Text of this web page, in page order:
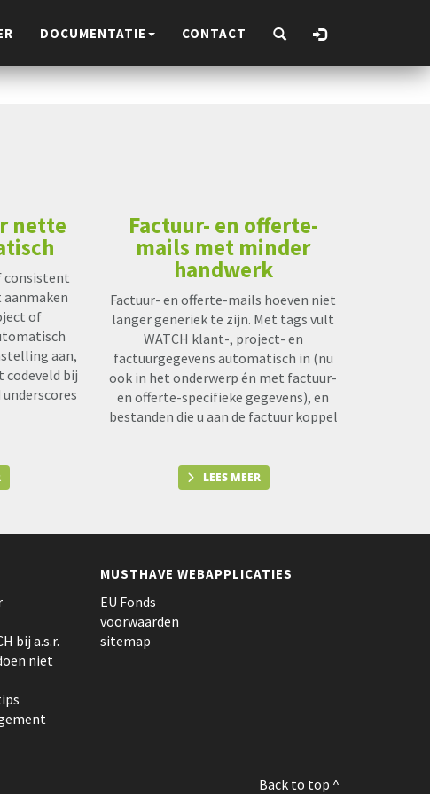
DOCUMENTATIE CONTACT
nette
consistent
aanmaken
of
aan,
codeveld bij
Factuur- en offerte-
mails met minder
handwerk
Factuur- en offerte-mails hoeven niet
langer generiek te zijn. Met tags vult
WATCH klant-, project- en
factuurgegevens automatisch in (nu
ook in het onderwerp én met factuur-
en offerte-specifieke gegevens), en
bestanden die u aan de factuur koppel
LEES MEER
bij a.s.r.
niet
MUSTHAVE WEBAPPLICATIES
EU Fonds
voorwaarden
sitemap
Back to top ^